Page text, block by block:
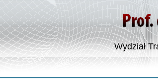
Wydział